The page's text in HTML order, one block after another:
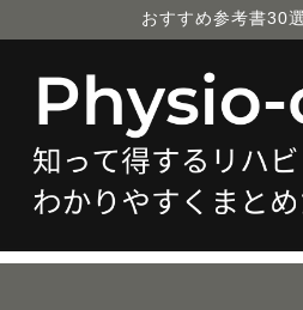
おすすめ参考書30